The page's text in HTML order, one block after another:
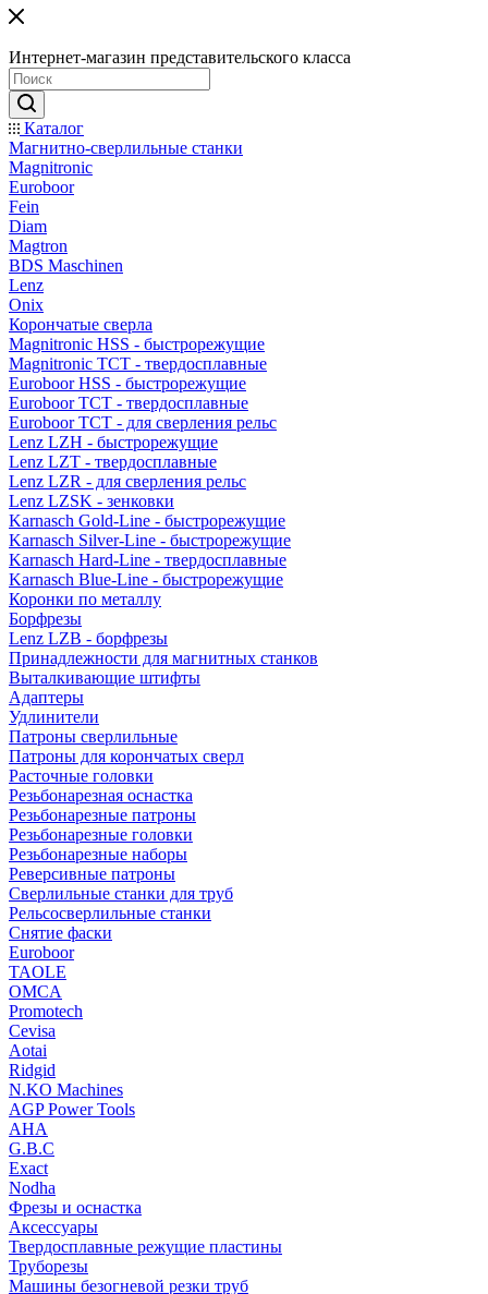
Интернет-магазин представительского класса
Каталог
Магнитно-сверлильные станки
Magnitronic
Euroboor
Fein
Diam
Magtron
BDS Maschinen
Lenz
Onix
Корончатые сверла
Magnitronic HSS - быстрорежущие
Magnitronic TCT - твердосплавные
Euroboor HSS - быстрорежущие
Euroboor TCT - твердосплавные
Euroboor TCT - для сверления рельс
Lenz LZH - быстрорежущие
Lenz LZT - твердосплавные
Lenz LZR - для сверления рельс
Lenz LZSK - зенковки
Karnasch Gold-Line - быстрорежущие
Karnasch Silver-Line - быстрорежущие
Karnasch Hard-Line - твердосплавные
Karnasch Blue-Line - быстрорежущие
Коронки по металлу
Борфрезы
Lenz LZB - борфрезы
Принадлежности для магнитных станков
Выталкивающие штифты
Адаптеры
Удлинители
Патроны сверлильные
Патроны для корончатых сверл
Расточные головки
Резьбонарезная оснастка
Резьбонарезные патроны
Резьбонарезные головки
Резьбонарезные наборы
Реверсивные патроны
Сверлильные станки для труб
Рельсосверлильные станки
Снятие фаски
Euroboor
TAOLE
OMCA
Promotech
Cevisa
Aotai
Ridgid
N.KO Machines
AGP Power Tools
AHA
G.B.C
Exact
Nodha
Фрезы и оснастка
Аксессуары
Твердосплавные режущие пластины
Труборезы
Машины безогневой резки труб